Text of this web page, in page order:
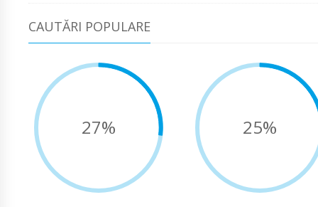
CAUTĂRI POPULARE
27% 25%